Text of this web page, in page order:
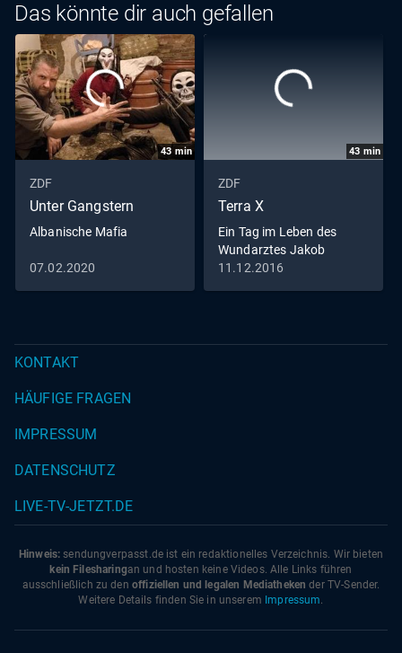
Das könnte dir auch gefallen
43 min
ZDF
Unter Gangstern
Albanische Mafia
07.02.2020
43 min
ZDF
Terra X
Ein Tag im Leben des
Wundarztes Jakob
Althaus im Jahr 1454
11.12.2016
KONTAKT
HÄUFIGE FRAGEN
IMPRESSUM
DATENSCHUTZ
LIVE-TV-JETZT.DE
Hinweis: sendungverpasst.de ist ein redaktionelles Verzeichnis. Wir bieten
kein Filesharingan und hosten keine Videos. Alle Links führen
ausschließlich zu den offiziellen und legalen Mediatheken der TV-Sender.
Weitere Details finden Sie in unserem Impressum.